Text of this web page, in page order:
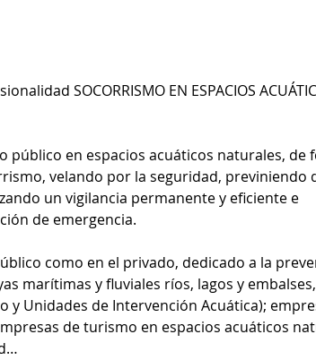
SOCORRISMO EN ESPACIOS
público en espacios acuáticos naturales, de
velando por la seguridad, previniendo
un vigilancia permanente y eficiente e
de emergencia.
como en el privado, dedicado a la
marítimas y fluviales ríos, lagos y
Unidades de Intervención Acuática);
de turismo en espacios acuáticos